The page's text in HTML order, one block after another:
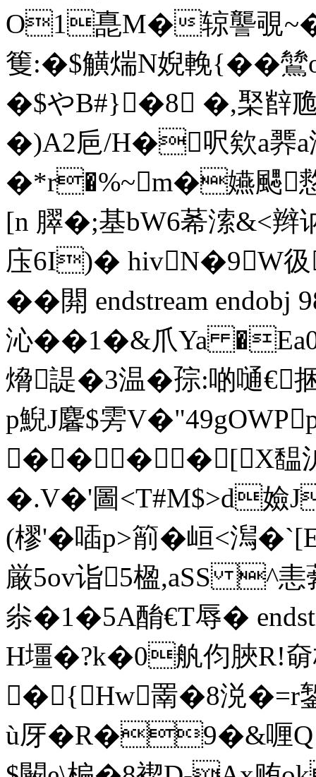
O1嗭M�辌讋覗~�聛
篗:�$觵煓N婗輓{
�$やB#}�8 �,棸辥卼
�)A2巵/H�呎欸a臩
�*r�%~m�嬿颸慦
[n 臎�;基bW6莃溹&<辫
庒6I)� hivN�9W
��閞 endstream
沁��1�&爪Ya
熁諟�3温�孮:啲嗵€
p鯢J麘$雱
����[X馧
�.V�'圖<T#M$>d嬐
(樛'�喢p>箾�峘<澙�
厳5ov诣5楹,aSS ^恚
尜�1�5A酳€T辱�
H壃�?k�0舧伨脥R!奛
�{Hw罱�8涚�=r
ù厊�R�9�&喱Q